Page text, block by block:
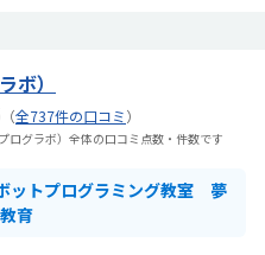
ボ）
（全737件の口コミ）
ログラボ）全体の口コミ点数・件数です
ットプログラミング教室 夢
育